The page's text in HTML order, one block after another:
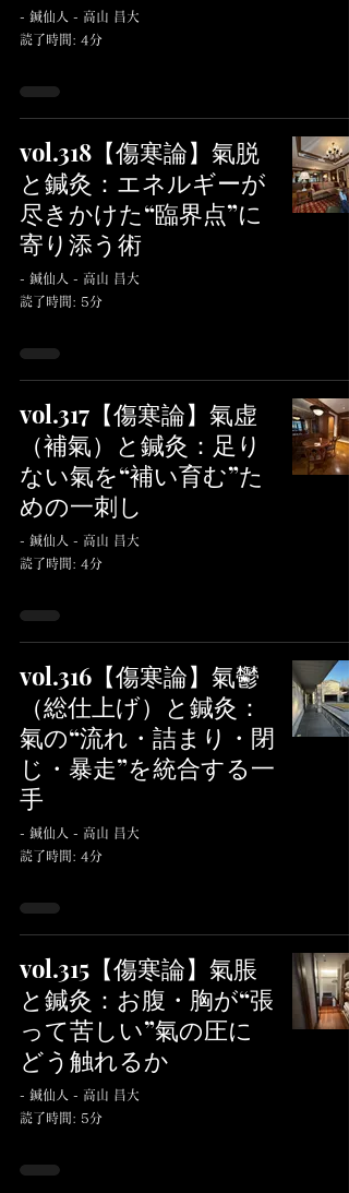
- 鍼仙人 - 高山 昌大
読了時間: 4分
vol.318【傷寒論】氣脱
と鍼灸：エネルギーが
尽きかけた“臨界点”に
寄り添う術
- 鍼仙人 - 高山 昌大
読了時間: 5分
vol.317【傷寒論】氣虚
（補氣）と鍼灸：足り
ない氣を“補い育む”た
めの一刺し
- 鍼仙人 - 高山 昌大
読了時間: 4分
vol.316【傷寒論】氣鬱
（総仕上げ）と鍼灸：
氣の“流れ・詰まり・閉
じ・暴走”を統合する一
手
- 鍼仙人 - 高山 昌大
読了時間: 4分
vol.315【傷寒論】氣脹
と鍼灸：お腹・胸が“張
って苦しい”氣の圧に
どう触れるか
- 鍼仙人 - 高山 昌大
読了時間: 5分